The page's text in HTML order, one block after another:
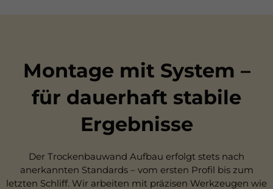
Montage mit System –
für dauerhaft stabile
Ergebnisse
Der Trockenbauwand Aufbau erfolgt stets nach
anerkannten Standards – vom ersten Profil bis zum
letzten Schliff. Wir arbeiten mit präzisen Werkzeugen wie